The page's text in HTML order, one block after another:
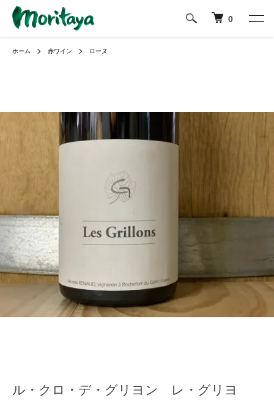
0
ホーム 赤ワイン ローヌ
ル・クロ・デ・グリヨン レ・グリヨ